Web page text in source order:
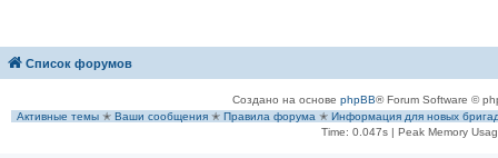
Список форумов
Создано на основе phpBB® Forum Software ©
Активные темы ✭ Ваши сообщения ✭ Правила форума ✭ Информация для новых
Time: 0.047s| Peak Memory